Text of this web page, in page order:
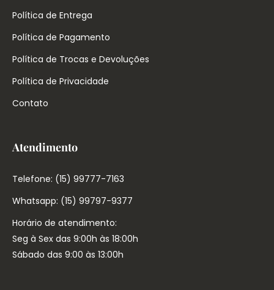
Política de Entrega
Política de Pagamento
Política de Trocas e Devoluções
Política de Privacidade
Contato
Atendimento
Telefone: (15) 99777-7163
Whatsapp: (15) 99797-9377
Horário de atendimento:
Seg à Sex das 9:00h às 18:00h
Sábado das 9:00 às 13:00h